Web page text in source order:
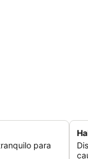
para